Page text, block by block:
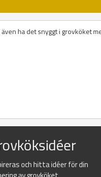
ha det snyggt i grovköket
och hitta idéer för din